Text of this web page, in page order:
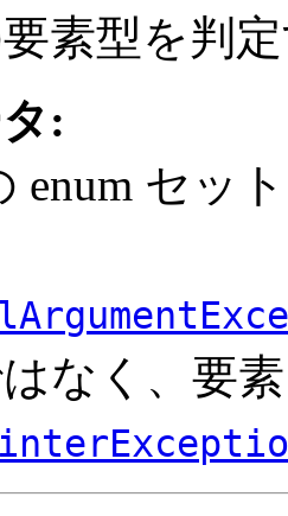
素型を判
:
enum セッ
なく、要